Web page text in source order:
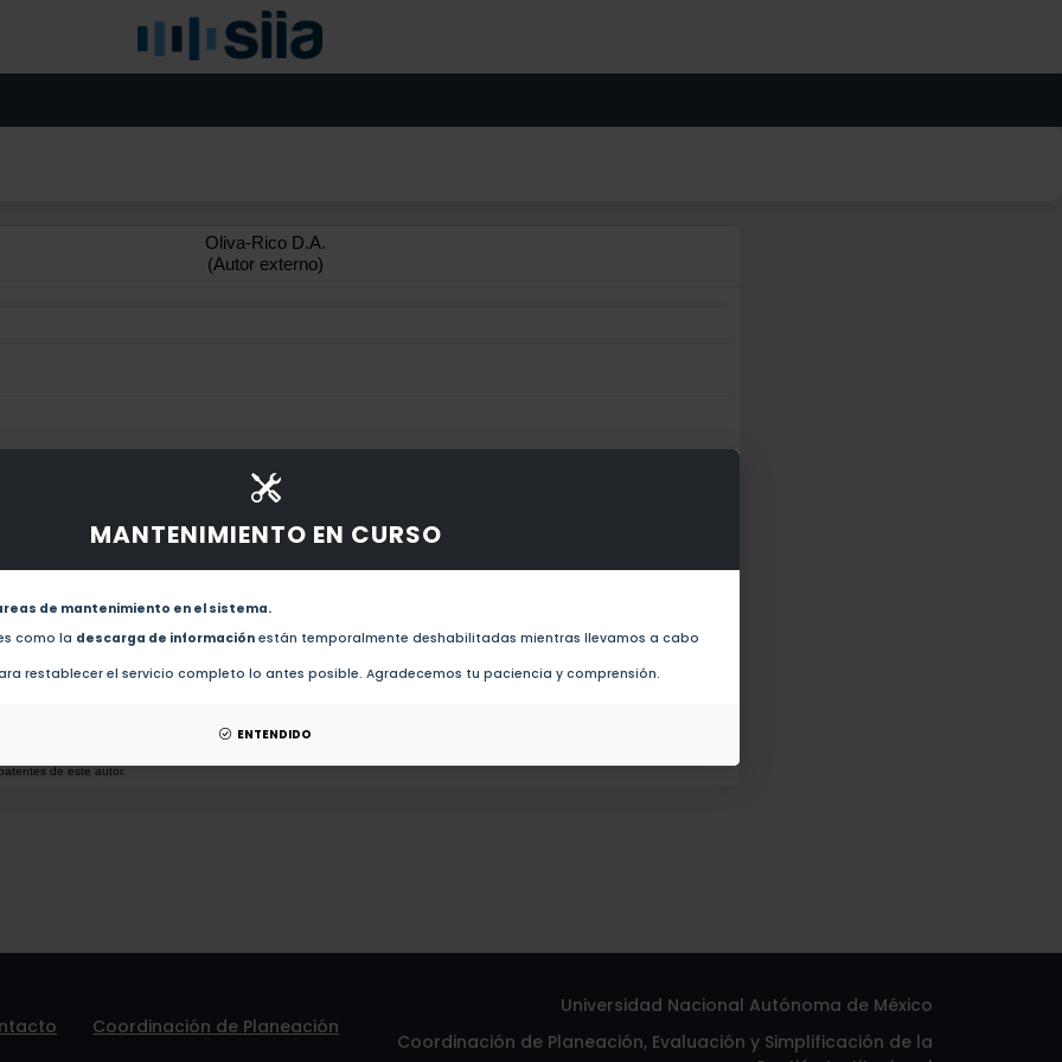
MANTENIMIENTO EN CURSO
de mantenimiento en el sistema.
como la descarga de información están temporalmente deshabilitadas mientras llevamos a cabo
restablecer el servicio completo lo antes posible. Agradecemos tu paciencia y comprensión.
ENTENDIDO
Oliva-Rico D.A.
(Autor externo)
de este autor.
Genotoxicity of Marijuana in Mono-Users (2021)
de este autor.
Coordinación de Planeación
Universidad Nacional Autónoma de México
Coordinación de Planeación, Evaluación y Simplificación de la